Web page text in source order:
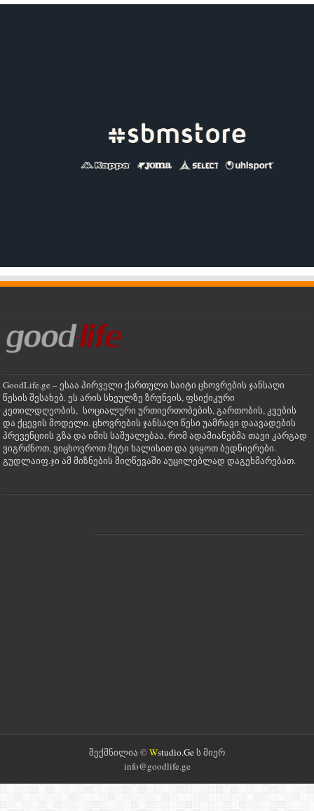
GoodLife.ge – ესაა პირველი ქართული საიტი ცხოვრების ჯანსაღი
წესის შესახებ. ეს არის სხეულზე ზრუნვის, ფსიქიკური
კეთილდღეობის, სოციალური ურთიერთობების, გართობის, კვების
და ქცევის მოდელი. ცხოვრების ჯანსაღი წესი უამრავი დაავადების
პრევენციის გზა და იმის საშუალებაა, რომ ადამიანებმა თავი კარგად
ვიგრძნოთ, ვიცხოვროთ მეტი ხალისით და ვიყოთ ბედნიერები.
გუდლაიფ.ჯი ამ მიზნების მიღწევაში აუცილებლად დაგეხმარებათ.
შექმნილია ©Wstudio.Geს მიერ
info@goodlife.ge